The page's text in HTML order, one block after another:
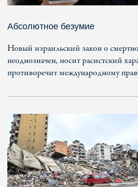
Абсолютное безумие
Новый израильский закон о
неоднозначен, носит расистский
противоречит международному